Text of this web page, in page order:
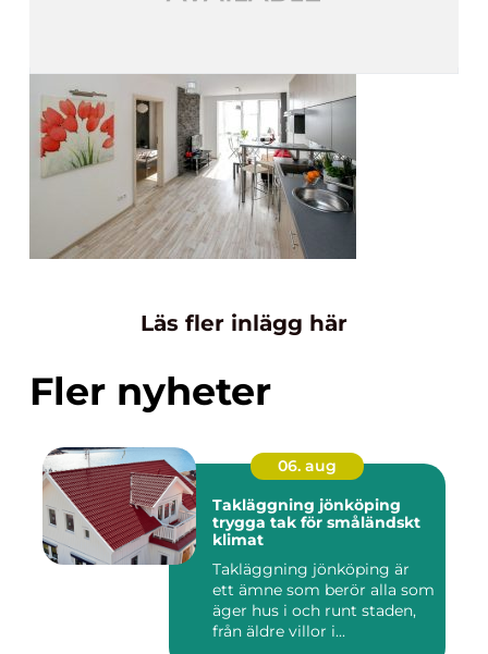
Läs fler inlägg här
Fler nyheter
06. aug
Takläggning jönköping
trygga tak för småländskt
klimat
Takläggning jönköping är
ett ämne som berör alla som
äger hus i och runt staden,
från äldre villor i...